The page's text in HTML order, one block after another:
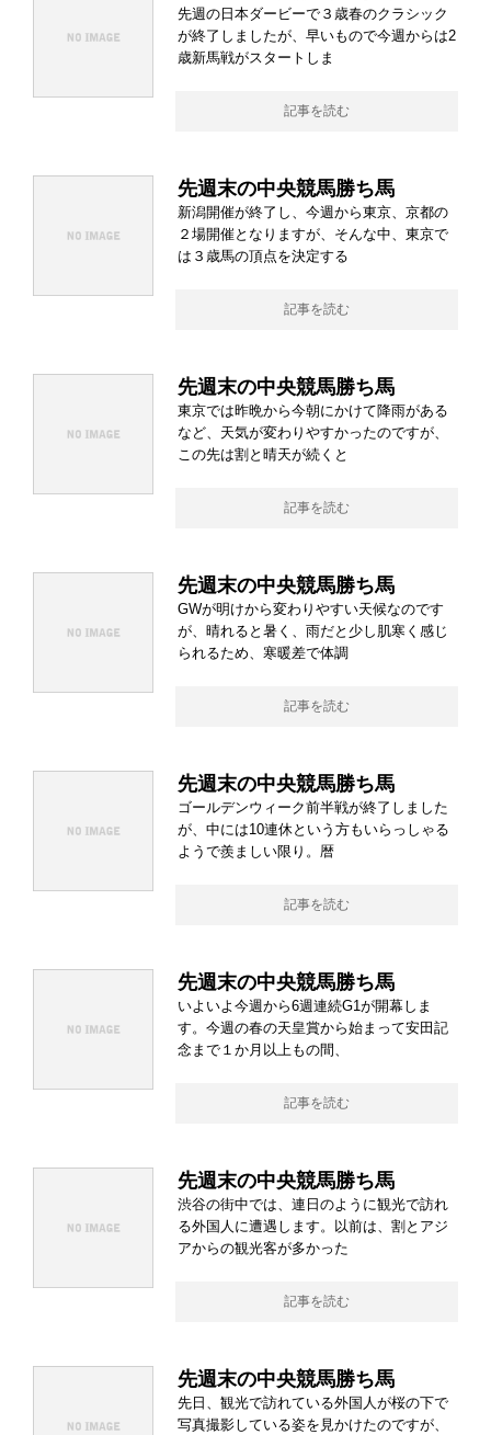
先週の日本ダービーで３歳春のクラシック
が終了しましたが、早いもので今週からは2
歳新馬戦がスタートしま
記事を読む
先週末の中央競馬勝ち馬
新潟開催が終了し、今週から東京、京都の
２場開催となりますが、そんな中、東京で
は３歳馬の頂点を決定する
記事を読む
先週末の中央競馬勝ち馬
東京では昨晩から今朝にかけて降雨がある
など、天気が変わりやすかったのですが、
この先は割と晴天が続くと
記事を読む
先週末の中央競馬勝ち馬
GWが明けから変わりやすい天候なのです
が、晴れると暑く、雨だと少し肌寒く感じ
られるため、寒暖差で体調
記事を読む
先週末の中央競馬勝ち馬
ゴールデンウィーク前半戦が終了しました
が、中には10連休という方もいらっしゃる
ようで羨ましい限り。暦
記事を読む
先週末の中央競馬勝ち馬
いよいよ今週から6週連続G1が開幕しま
す。今週の春の天皇賞から始まって安田記
念まで１か月以上もの間、
記事を読む
先週末の中央競馬勝ち馬
渋谷の街中では、連日のように観光で訪れ
る外国人に遭遇します。以前は、割とアジ
アからの観光客が多かった
記事を読む
先週末の中央競馬勝ち馬
先日、観光で訪れている外国人が桜の下で
写真撮影している姿を見かけたのですが、